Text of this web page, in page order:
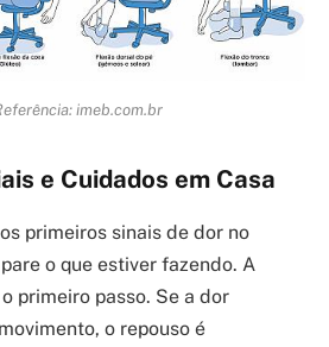
imeb.com.br
e Cuidados em Casa
primeiros sinais de dor no
o que estiver fazendo. A
primeiro passo. Se a dor
o repouso é